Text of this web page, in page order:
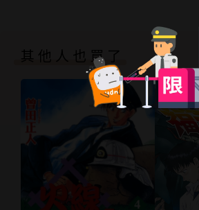
其他人也買了